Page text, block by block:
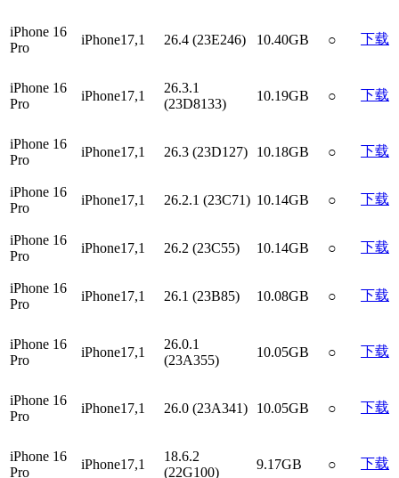
iPhone 16
Pro
iPhone17,1 26.4 (23E246) 10.40GB ○ 下载
iPhone 16
Pro
iPhone17,1
26.3.1
(23D8133)
10.19GB ○ 下载
iPhone 16
Pro
iPhone17,1 26.3 (23D127) 10.18GB ○ 下载
iPhone 16
Pro
iPhone17,1 26.2.1 (23C71) 10.14GB ○ 下载
iPhone 16
Pro
iPhone17,1 26.2 (23C55) 10.14GB ○ 下载
iPhone 16
Pro
iPhone17,1 26.1 (23B85) 10.08GB ○ 下载
iPhone 16
Pro
iPhone17,1
26.0.1
(23A355)
10.05GB ○ 下载
iPhone 16
Pro
iPhone17,1 26.0 (23A341) 10.05GB ○ 下载
iPhone 16
Pro
iPhone17,1
18.6.2
(22G100)
9.17GB ○ 下载